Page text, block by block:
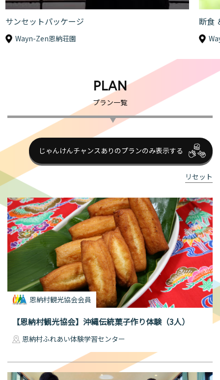
ィックな時を過ごしたいふ
SNS映えする撮影スポット
も楽しい！
サンセットパッケージ
Wayn-Zen恩納荘園
断食
PLAN
プラン一覧
じゃんけんチャンスありのプランのみ表示する
リセット
恩納村観光協会会員
【恩納村観光協会】沖縄伝統菓子作り体験（3人）
恩納村ふれあい体験学習センター